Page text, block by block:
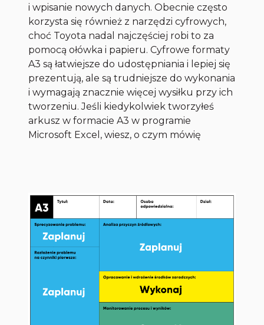
i wpisanie nowych danych. Obecnie często
korzysta się również z narzędzi cyfrowych,
choć Toyota nadal najczęściej robi to za
pomocą ołówka i papieru. Cyfrowe formaty
A3 są łatwiejsze do udostępniania i lepiej się
prezentują, ale są trudniejsze do wykonania
i wymagają znacznie więcej wysiłku przy ich
tworzeniu. Jeśli kiedykolwiek tworzyłeś
arkusz w formacie A3 w programie
Microsoft Excel, wiesz, o czym mówię